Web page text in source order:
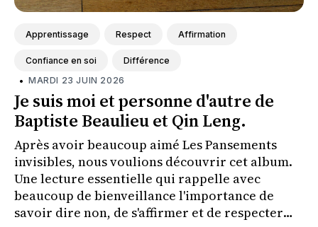
Apprentissage Respect Affirmation
Confiance en soi Différence
• MARDI 23 JUIN 2026
Je suis moi et personne d'autre de
Baptiste Beaulieu et Qin Leng.
Après avoir beaucoup aimé Les Pansements
invisibles, nous voulions découvrir cet album.
Une lecture essentielle qui rappelle avec
beaucoup de bienveillance l'importance de
savoir dire non, de s'affirmer et de respecter